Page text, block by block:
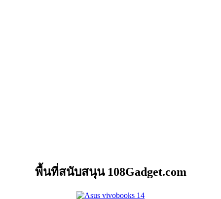
พื้นที่สนับสนุน 108Gadget.com